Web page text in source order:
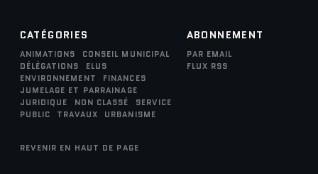
CATÉGORIES
ANIMATIONS
CONSEIL MUNICIPAL
DÉLÉGATIONS
ELUS
ENVIRONNEMENT
FINANCES
JUMELAGE ET PARRAINAGE
JURIDIQUE
NON CLASSÉ
SERVICE
PUBLIC
TRAVAUX URBANISME
ABONNEMENT
PAR EMAIL
FLUX RSS
REVENIR EN HAUT DE PAGE